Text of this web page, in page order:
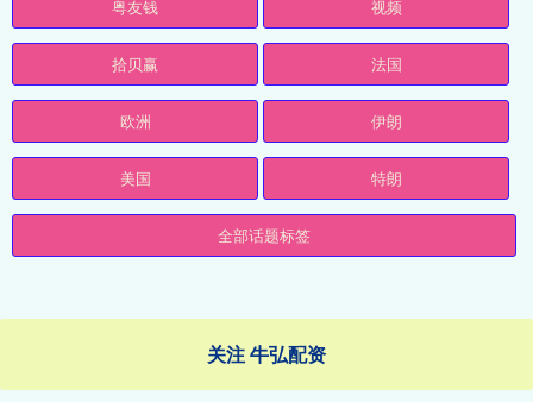
粤友钱 视频
拾贝赢 法国
欧洲 伊朗
美国 特朗
全部话题标签
关注 牛弘配资